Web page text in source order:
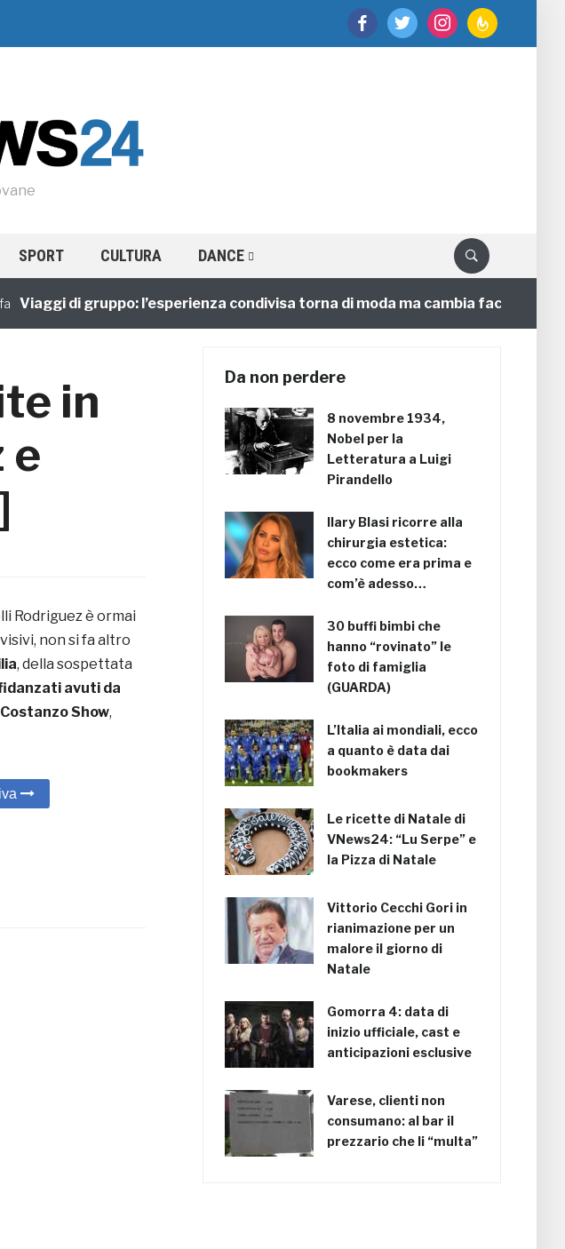
facebooktwitter instagramfeedburner
SPORT CULTURA DANCE
di gruppo: l’esperienza condivisa torna di moda ma cambia faccia
in
e
Rodriguez è ormai
non si fa altro
, della sospettata
avuti da
Show,
Da non perdere
8 novembre 1934,
Nobel per la
Letteratura a Luigi
Pirandello
Ilary Blasi ricorre alla
chirurgia estetica:
ecco come era prima e
com’è adesso…
30 buffi bimbi che
hanno “rovinato” le
foto di famiglia
(GUARDA)
L’Italia ai mondiali, ecco
a quanto è data dai
bookmakers
Le ricette di Natale di
VNews24: “Lu Serpe” e
la Pizza di Natale
Vittorio Cecchi Gori in
rianimazione per un
malore il giorno di
Natale
Gomorra 4: data di
inizio ufficiale, cast e
anticipazioni esclusive
Varese, clienti non
consumano: al bar il
prezzario che li “multa”